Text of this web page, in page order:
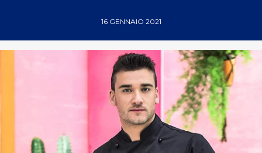
16 GENNAIO 2021